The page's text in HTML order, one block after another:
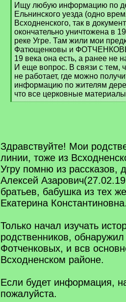
[
q
]
Ищу любую информацию по
Ельнинского уезда (одно
Всходненского, так в
окончательно уничтожена в
реке Угре. Там жили мои
Фатющенковы и
19 века она есть, а ранее не
И еще вопрос. В связи с тем,
не работает, где можно
информацию по жителям
что все церковные
[
Здравствуйте! Мои
линии, тоже из
Угру помню из рассказов,
Алексей
братьев, бабушка из тех
Екатерина
Только начал изучать
родственников,
Фотченковых, и всв
Всходненском районе.
Если будет информация,
пожалуйста.